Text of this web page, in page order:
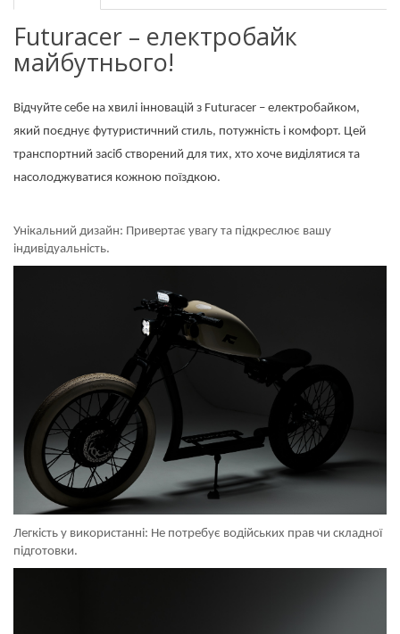
Futuracer – електробайк
майбутнього!
Відчуйте себе на хвилі інновацій з Futuracer – електробайком,
який поєднує футуристичний стиль, потужність і комфорт. Цей
транспортний засіб створений для тих, хто хоче виділятися та
насолоджуватися кожною поїздкою.
Унікальний дизайн: Привертає увагу та підкреслює вашу
індивідуальність.
Легкість у використанні: Не потребує водійських прав чи складної
підготовки.